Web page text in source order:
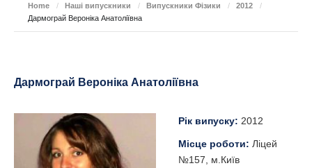
Home / Наші випускники / Випускники Фізики / 2012
/
Дармограй Вероніка Анатоліївна
Дармограй Вероніка Анатоліївна
Рік випуску: 2012
Місце роботи: Ліцей
№157, м.Київ